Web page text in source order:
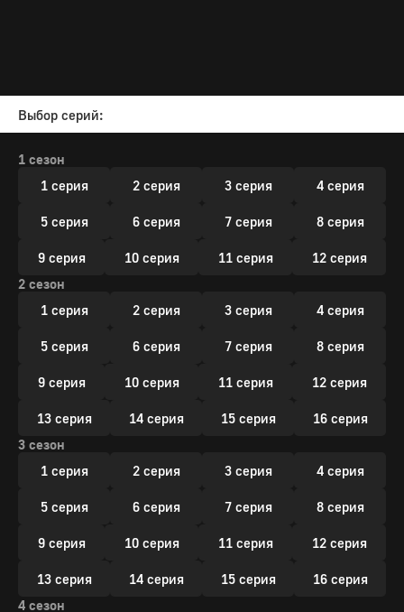
Выбор серий:
1 сезон
1 серия
2 серия 3 серия 4 серия
5 серия 6 серия 7 серия 8 серия
9 серия 10 серия 11 серия
12 серия
2 сезон
1 серия
2 серия 3 серия 4 серия
5 серия 6 серия 7 серия 8 серия
9 серия 10 серия 11 серия 12 серия
13 серия 14 серия 15 серия
16 серия
3 сезон
1 серия
2 серия 3 серия 4 серия
5 серия 6 серия 7 серия 8 серия
9 серия 10 серия 11 серия 12 серия
13 серия 14 серия 15 серия
16 серия
4 сезон